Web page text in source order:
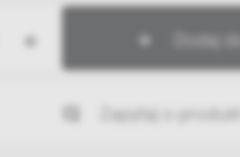
+ Dodaj
Zapytaj o produkt